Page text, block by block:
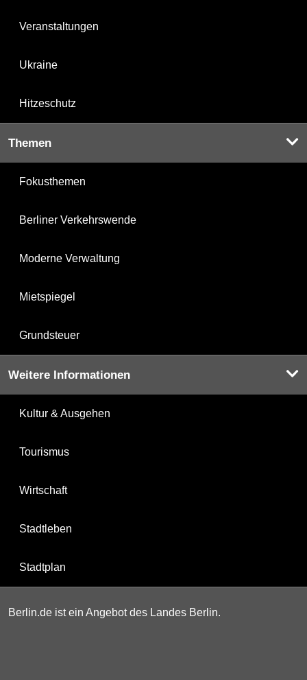
Veranstaltungen
Ukraine
Hitzeschutz
Themen
Fokusthemen
Berliner Verkehrswende
Moderne Verwaltung
Mietspiegel
Grundsteuer
Weitere Informationen
Kultur & Ausgehen
Tourismus
Wirtschaft
Stadtleben
Stadtplan
Berlin.de ist ein Angebot des Landes Berlin.